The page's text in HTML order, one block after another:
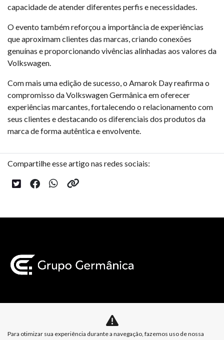
capacidade de atender diferentes perfis e necessidades.
O evento também reforçou a importância de experiências
que aproximam clientes das marcas, criando conexões
genuínas e proporcionando vivências alinhadas aos valores da
Volkswagen.
Com mais uma edição de sucesso, o Amarok Day reafirma o
compromisso da Volkswagen Germânica em oferecer
experiências marcantes, fortalecendo o relacionamento com
seus clientes e destacando os diferenciais dos produtos da
marca de forma autêntica e envolvente.
Compartilhe esse artigo nas redes sociais:
Política de Privacidade Política de Cookies
Para otimizar sua experiência durante a navegação, fazemos uso de nossa